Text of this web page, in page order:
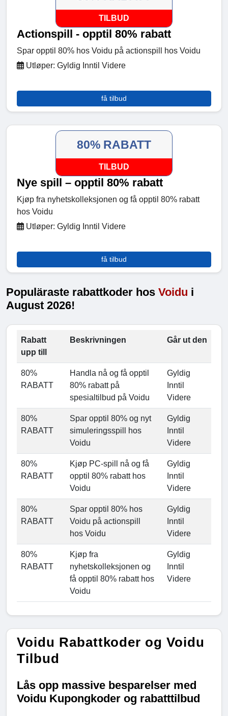
TILBUD
Actionspill - opptil 80% rabatt
Spar opptil 80% hos Voidu på actionspill hos Voidu
Utløper: Gyldig Inntil Videre
få tilbud
80% RABATT
TILBUD
Nye spill – opptil 80% rabatt
Kjøp fra nyhetskolleksjonen og få opptil 80% rabatt
hos Voidu
Utløper: Gyldig Inntil Videre
få tilbud
Populäraste rabattkoder hos Voidu i
August 2026!
Rabatt
upp till
Beskrivningen Går ut den
80%
RABATT
Handla nå og få opptil
80% rabatt på
spesialtilbud på Voidu
Gyldig
Inntil
Videre
80%
RABATT
Spar opptil 80% og nyt
simuleringsspill hos
Voidu
Gyldig
Inntil
Videre
80%
RABATT
Kjøp PC-spill nå og få
opptil 80% rabatt hos
Voidu
Gyldig
Inntil
Videre
80%
RABATT
Spar opptil 80% hos
Voidu på actionspill
hos Voidu
Gyldig
Inntil
Videre
80%
RABATT
Kjøp fra
nyhetskolleksjonen og
få opptil 80% rabatt hos
Voidu
Gyldig
Inntil
Videre
Voidu Rabattkoder og Voidu
Tilbud
Lås opp massive besparelser med
Voidu Kupongkoder og rabatttilbud